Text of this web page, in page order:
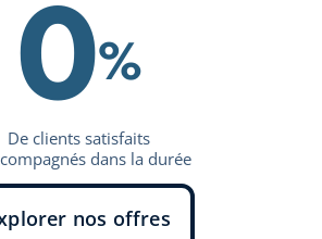
De clients satisfaits
dans la durée
0%
nos offres